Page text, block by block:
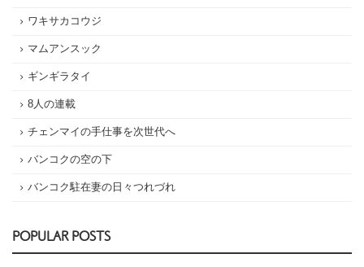
ワキサカコウジ
マムアンスック
ギンギラタイ
8人の連載
チェンマイの手仕事を次世代へ
バンコクの空の下
バンコク駐在妻の日々つれづれ
POPULAR POSTS